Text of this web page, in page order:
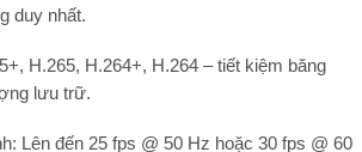
duy nhất.
H.265, H.264+, H.264– tiết kiệm băng
lưu trữ.
Lên đến 25 fps @ 50 Hz hoặc 30 fps @ 60